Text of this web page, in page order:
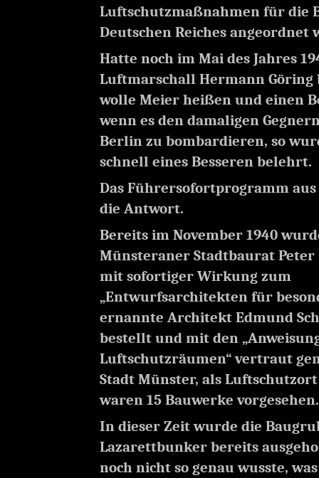
Luftschutzmaßnahmen für die
Deutschen Reiches angeordnet
Hatte noch im Mai des Jahres
Luftmarschall Hermann Göring
wolle Meier heißen und einen
wenn es den damaligen
Berlin zu bombardieren, so
schnell eines Besseren belehrt.
Das Führersofortprogramm
die Antwort.
Bereits im November 1940
Münsteraner Stadtbaurat Peter
mit sofortiger Wirkung zum
„Entwurfsarchitekten für
ernannte Architekt Edmund
bestellt und mit den
Luftschutzräumen“ vertraut
Stadt Münster, als
waren 15 Bauwerke vorgesehen.
In dieser Zeit wurde die
Lazarettbunker bereits
noch nicht so genau wusste,